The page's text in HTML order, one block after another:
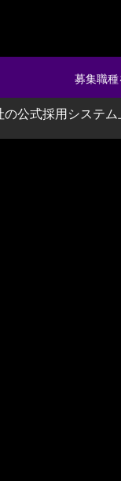
募集職
公式採用システ